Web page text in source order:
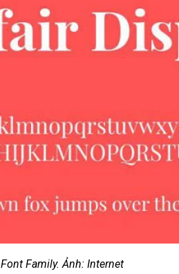
trong giỏ hàng.
Family. Ảnh: Internet